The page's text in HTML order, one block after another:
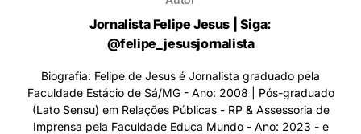
Jornalista Felipe Jesus | Siga:
@felipe_jesusjornalista
Biografia: Felipe de Jesus é Jornalista graduado pela
Faculdade Estácio de Sá/MG - Ano: 2008 | Pós-graduado
(Lato Sensu) em Relações Públicas - RP & Assessoria de
Imprensa pela Faculdade Educa Mundo - Ano: 2023 - e